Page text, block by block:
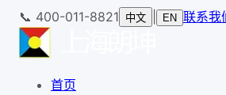
📞 400-011-8821 中文 EN 联系我
首页